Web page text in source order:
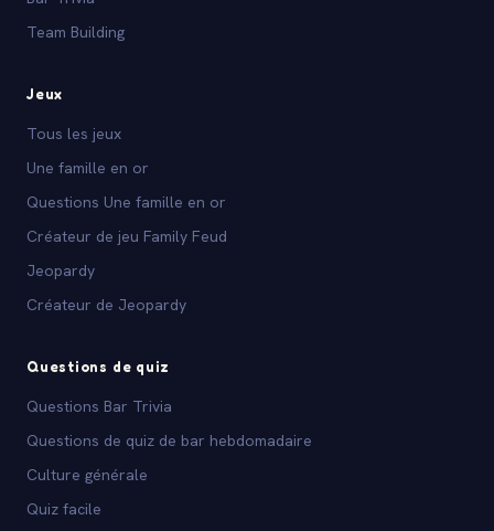
Team Building
Jeux
Tous les jeux
Une famille en or
Questions Une famille en or
Créateur de jeu Family Feud
Jeopardy
Créateur de Jeopardy
Questions de quiz
Questions Bar Trivia
Questions de quiz de bar hebdomadaire
Culture générale
Quiz facile